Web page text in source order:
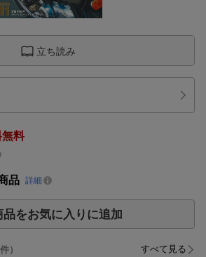
立ち読み
料
品 詳細
品をお気に入りに追加
件） すべて見る